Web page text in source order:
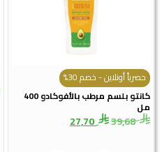
حصرياً أونلاين - خصم 30%
كانتو بلسم مرطب بالأفوكادو 400
مل
39,68
27,70